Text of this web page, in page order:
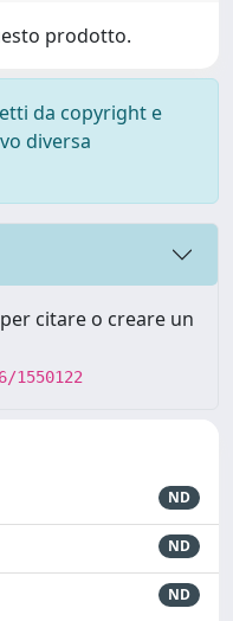
prodotto.
da copyright e
diversa
citare o creare un
ND
ND
ND